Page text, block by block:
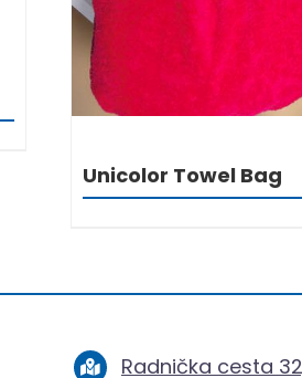
Unicolor Towel Bag
Radnička cesta